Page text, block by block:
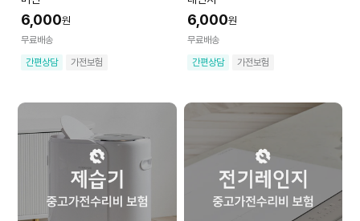
6,000원
무료배송
간편상담
가전보험
6,000원
무료배송
간편상담
가전보험